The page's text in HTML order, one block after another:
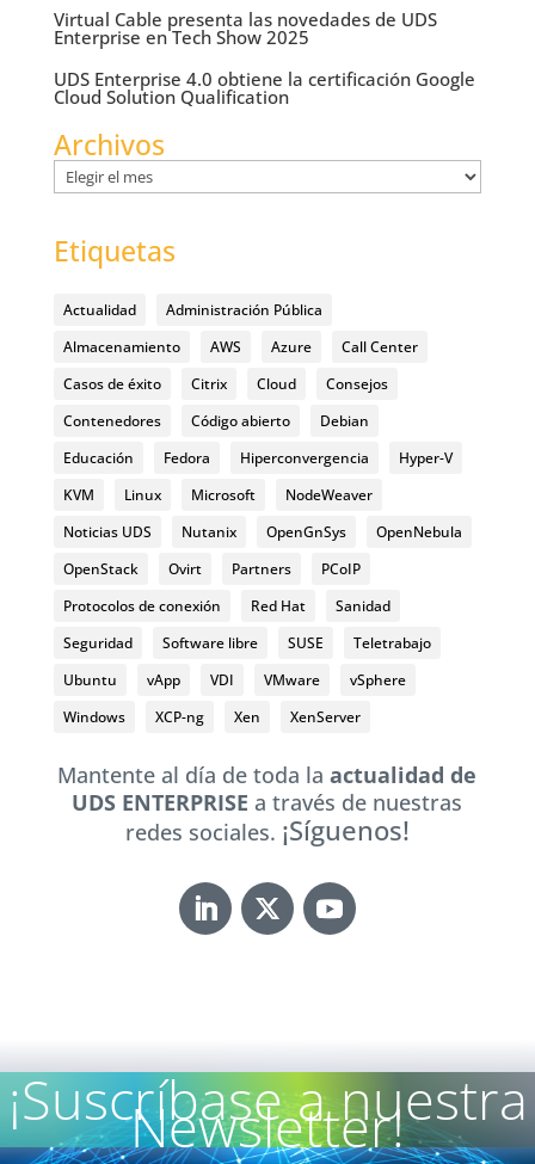
Virtual Cable presenta las novedades de UDS
Enterprise en Tech Show 2025
UDS Enterprise 4.0 obtiene la certificación Google
Cloud Solution Qualification
Archivos
Archivos
Etiquetas
Actualidad
Administración Pública
Almacenamiento
AWS Azure
Call Center
Casos de éxito
Citrix Cloud
Consejos
Contenedores
Código abierto
Debian
Educación
Fedora Hiperconvergencia
Hyper-V
KVM
Linux Microsoft
NodeWeaver
Noticias UDS
Nutanix OpenGnSys
OpenNebula
OpenStack
Ovirt Partners
PCoIP
Protocolos de conexión
Red Hat
Sanidad
Seguridad
Software libre SUSE
Teletrabajo
Ubuntu
vApp VDI VMware
vSphere
Windows
XCP-ng Xen XenServer
Mantente al día de toda laactualidad de
UDS ENTERPRISEa través de nuestras
redes sociales. ¡Síguenos!
¡Suscríbase a nuestra
Newsletter!